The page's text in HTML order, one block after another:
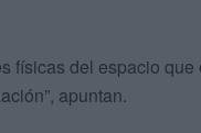
físicas del espacio
apuntan.